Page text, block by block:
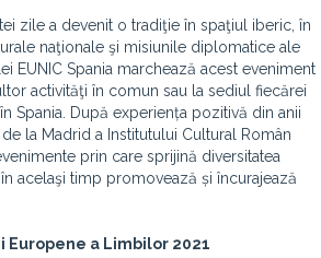
zile a devenit o tradiţie în spaţiul iberic, în
naţionale şi misiunile diplomatice ale
EUNIC Spania marchează acest eveniment
activităţi în comun sau la sediul fiecărei
Spania. După experiența pozitivă din anii
la Madrid a Institutului Cultural Român
prin care sprijină diversitatea
acelaşi timp promovează și încurajează
Europene a Limbilor 2021